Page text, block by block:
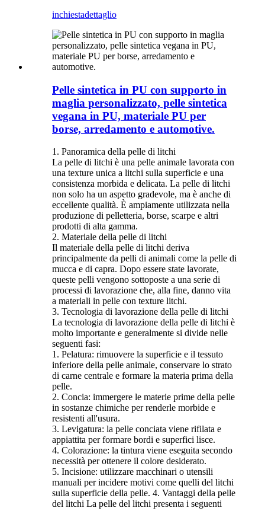
inchiestadettaglio
Pelle sintetica in PU con supporto in
maglia personalizzato, pelle sintetica
vegana in PU, materiale PU per
borse, arredamento e automotive.
1. Panoramica della pelle di litchi
La pelle di litchi è una pelle animale lavorata con
una texture unica a litchi sulla superficie e una
consistenza morbida e delicata. La pelle di litchi
non solo ha un aspetto gradevole, ma è anche di
eccellente qualità. È ampiamente utilizzata nella
produzione di pelletteria, borse, scarpe e altri
prodotti di alta gamma.
2. Materiale della pelle di litchi
Il materiale della pelle di litchi deriva
principalmente da pelli di animali come la pelle di
mucca e di capra. Dopo essere state lavorate,
queste pelli vengono sottoposte a una serie di
processi di lavorazione che, alla fine, danno vita
a materiali in pelle con texture litchi.
3. Tecnologia di lavorazione della pelle di litchi
La tecnologia di lavorazione della pelle di litchi è
molto importante e generalmente si divide nelle
seguenti fasi:
1. Pelatura: rimuovere la superficie e il tessuto
inferiore della pelle animale, conservare lo strato
di carne centrale e formare la materia prima della
pelle.
2. Concia: immergere le materie prime della pelle
in sostanze chimiche per renderle morbide e
resistenti all'usura.
3. Levigatura: la pelle conciata viene rifilata e
appiattita per formare bordi e superfici lisce.
4. Colorazione: la tintura viene eseguita secondo
necessità per ottenere il colore desiderato.
5. Incisione: utilizzare macchinari o utensili
manuali per incidere motivi come quelli del litchi
sulla superficie della pelle. 4. Vantaggi della pelle
del litchi La pelle del litchi presenta i seguenti